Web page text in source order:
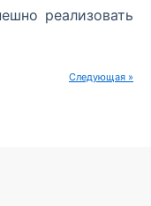
реализовать
Следующая »